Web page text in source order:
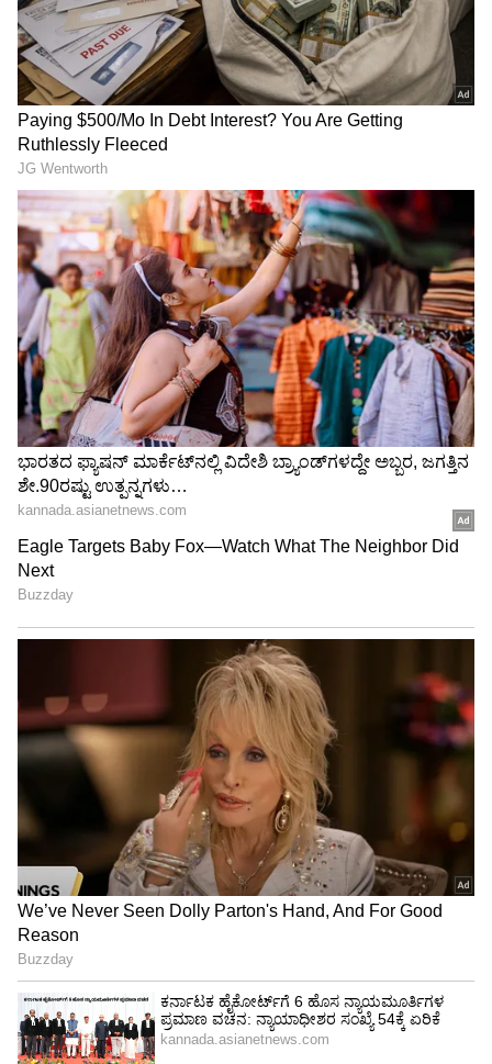
7
Image Credit : Asianet News
‘100 ಕೆಜಿ’ ಹೇಳಿಕೆ ವಿವಾದಕ್ಕೆ ಬೆಂಕಿ!’
'E saabri ge E Muslim ge common sence ella…
Obbru obbru 100 kg edare thuu Over load' ಎಂಬ
ರೀತಿಯ ಕಾಮೆಂಟ್‌ ಪೋಸ್ಟ್‌ ಮಾಡಲಾಗಿದೆ ಎಂದು ದೂರಿನಲ್ಲಿ
ಉಲ್ಲೇಖಿಸಲಾಗಿದೆ. ಈ ಹೇಳಿಕೆ ಸಾಮಾಜಿಕ ಜಾಲತಾಣಗಳಲ್ಲಿ
ವ್ಯಾಪಕ ಆಕ್ರೋಶಕ್ಕೆ ಕಾರಣವಾಗಿದೆ.
7
Image Credit :Asianet News